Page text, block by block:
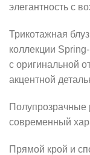
элегантность с
Трикотажная
коллекции
с оригинальной
акцентной
Полупрозрачные
современный
Прямой крой и